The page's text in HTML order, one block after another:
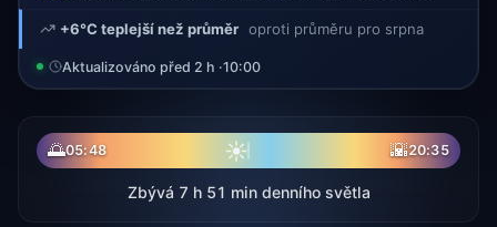
+6°C teplejší než průměr oproti průměru pro srpna
Aktualizováno před 2 h ·10:00
🌅05:48 ☀ 🌇20:35
Zbývá 7 h 51 min denního světla